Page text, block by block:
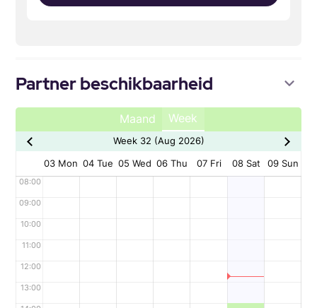
Partner beschikbaarheid
Maand Week
Week 32 (Aug 2026)
03 Mon 04 Tue 05 Wed 06 Thu 07 Fri 08 Sat 09 Sun
08:00
09:00
10:00
11:00
12:00
13:00